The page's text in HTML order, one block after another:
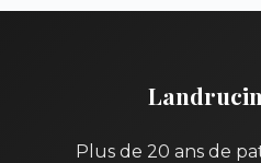
Plus de 20 ans de